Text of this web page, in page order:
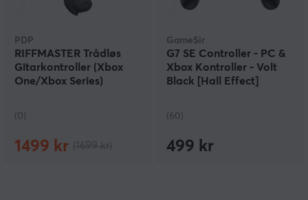
PDP
RIFFMASTER Trådløs
Gitarkontroller (Xbox
One/Xbox Series)
(0)
1499 kr
GameSir
G7 SE Controller - PC &
Xbox Kontroller - Volt
Black [Hall Effect]
(60)
499 kr